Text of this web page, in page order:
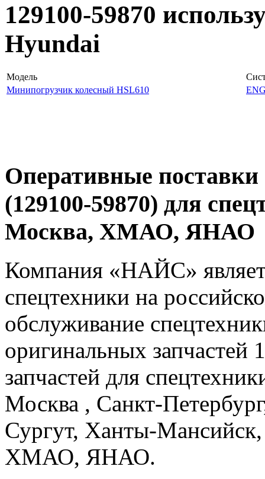
129100-59870
Hyundai
Модель
Минипогрузчик колесный HSL610
Оперативные
(129100-59870) для
Москва, ХМАО, ЯНАО
Компания «НАЙС»
спецтехники на
обслуживание
оригинальных
запчастей для
Москва , Санкт-
Сургут, Ханты-
ХМАО, ЯНАО.